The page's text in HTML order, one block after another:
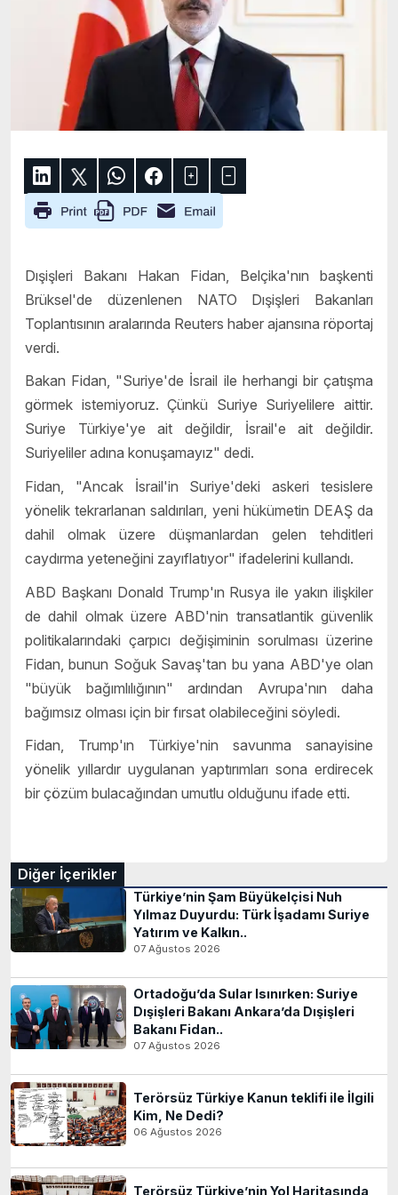
Dışişleri Bakanı Hakan Fidan, Belçika'nın başkenti
Brüksel'de düzenlenen NATO Dışişleri Bakanları
Toplantısının aralarında Reuters haber ajansına röportaj
verdi.
Bakan Fidan, "Suriye'de İsrail ile herhangi bir çatışma
görmek istemiyoruz. Çünkü Suriye Suriyelilere aittir.
Suriye Türkiye'ye ait değildir, İsrail'e ait değildir.
Suriyeliler adına konuşamayız" dedi.
Fidan, "Ancak İsrail'in Suriye'deki askeri tesislere
yönelik tekrarlanan saldırıları, yeni hükümetin DEAŞ da
dahil olmak üzere düşmanlardan gelen tehditleri
caydırma yeteneğini zayıflatıyor" ifadelerini kullandı.
ABD Başkanı Donald Trump'ın Rusya ile yakın ilişkiler
de dahil olmak üzere ABD'nin transatlantik güvenlik
politikalarındaki çarpıcı değişiminin sorulması üzerine
Fidan, bunun Soğuk Savaş'tan bu yana ABD'ye olan
"büyük bağımlılığının" ardından Avrupa'nın daha
bağımsız olması için bir fırsat olabileceğini söyledi.
Fidan, Trump'ın Türkiye'nin savunma sanayisine
yönelik yıllardır uygulanan yaptırımları sona erdirecek
bir çözüm bulacağından umutlu olduğunu ifade etti.
Diğer İçerikler
Türkiye’nin Şam Büyükelçisi Nuh
Yılmaz Duyurdu: Türk İşadamı Suriye
Yatırım ve Kalkın..
07 Ağustos 2026
Ortadoğu’da Sular Isınırken: Suriye
Dışişleri Bakanı Ankara’da Dışişleri
Bakanı Fidan..
07 Ağustos 2026
Terörsüz Türkiye Kanun teklifi ile İlgili
Kim, Ne Dedi?
06 Ağustos 2026
Terörsüz Türkiye’nin Yol Haritasında